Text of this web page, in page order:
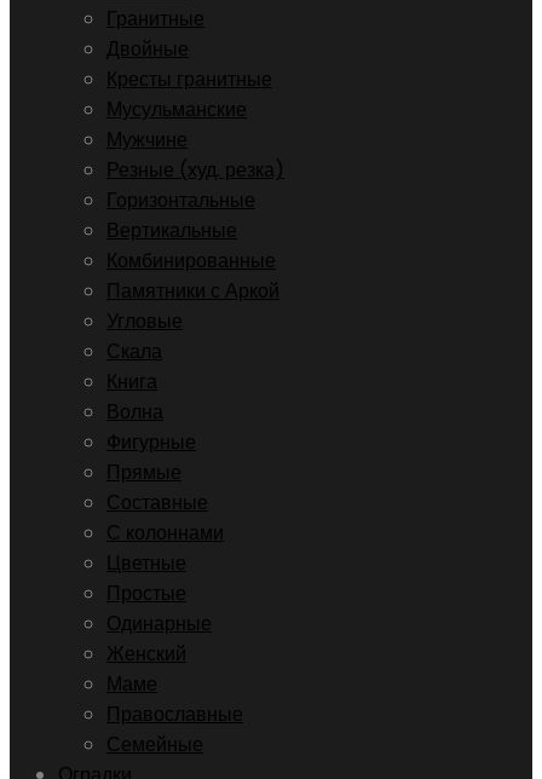
Гранитные
Двойные
Кресты гранитные
Мусульманские
Мужчине
Резные (худ. резка)
Горизонтальные
Вертикальные
Комбинированные
Памятники с Аркой
Угловые
Скала
Книга
Волна
Фигурные
Прямые
Составные
С колоннами
Цветные
Простые
Одинарные
Женский
Маме
Православные
Семейные